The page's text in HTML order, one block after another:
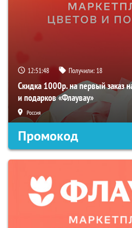
12:51:47 Получили: 18
Скидка 1000р. на первый заказ
и подарков «Флаувау»
Россия
Промокод